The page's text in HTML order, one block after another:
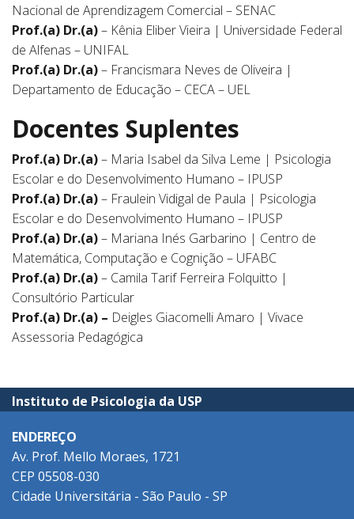
Nacional de Aprendizagem Comercial – SENAC
Prof.(a) Dr.(a)– Kênia Eliber Vieira | Universidade Federal
de Alfenas – UNIFAL
Prof.(a) Dr.(a)– Francismara Neves de Oliveira |
Departamento de Educação – CECA – UEL
Docentes Suplentes
Prof.(a) Dr.(a)– Maria Isabel da Silva Leme | Psicologia
Escolar e do Desenvolvimento Humano – IPUSP
Prof.(a) Dr.(a)– Fraulein Vidigal de Paula | Psicologia
Escolar e do Desenvolvimento Humano – IPUSP
Prof.(a) Dr.(a)– Mariana Inés Garbarino | Centro de
Matemática, Computação e Cognição – UFABC
Prof.(a) Dr.(a)– Camila Tarif Ferreira Folquitto |
Consultório Particular
Prof.(a) Dr.(a) – Deigles Giacomelli Amaro | Vivace
Assessoria Pedagógica
Instituto de Psicologia da USP
ENDEREÇO
Av. Prof. Mello Moraes, 1721
CEP 05508-030
Cidade Universitária - São Paulo - SP